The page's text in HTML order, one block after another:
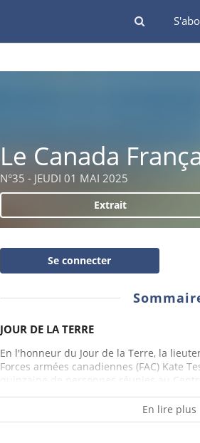
Le Canada
N°35 - JEUDI 01 MAI 2025
Extrait
Se connecter
JOUR DE LA TERRE
En l'honneur du Jour de la Terre, la
Forces armées canadiennes (FAC) Kate
quinzaine de personnes réunies au
En lire plus